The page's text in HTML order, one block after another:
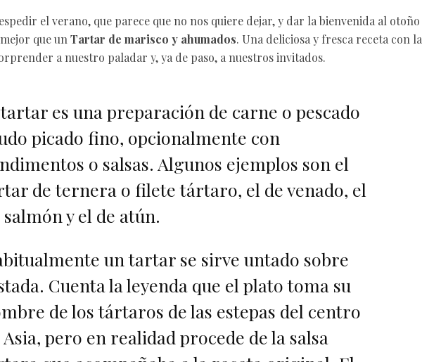
el verano, que parece que no nos quiere dejar, y dar la bienvenida al otoño
que un Tartar de marisco y ahumados. Una deliciosa y fresca receta con la
a nuestro paladar y, ya de paso, a nuestros invitados.
es una preparación de carne o pescado
picado fino, opcionalmente con
o salsas. Algunos ejemplos son el
de ternera o filete tártaro, el de venado, el
salmón y el de atún.
un tartar se sirve untado sobre
Cuenta la leyenda que el plato toma su
de los tártaros de las estepas del centro
Asia, pero en realidad procede de la salsa